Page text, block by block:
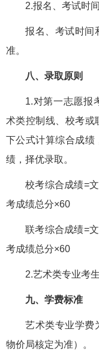
2.报名、考试时
报名、考试时间
准。
八、录取原则
1.对第一志愿报
术类控制线、校考或
下公式计算综合成绩
绩，择优录取。
校考综合成绩=
考成绩总分×60
联考综合成绩=
考成绩总分×60
2.艺术类专业考
九、学费标准
艺术类专业学费
物价局核定为准）。